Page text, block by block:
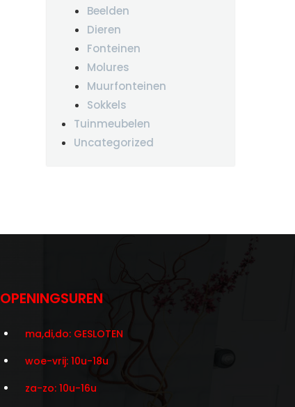
Beelden
Dieren
Fonteinen
Molures
Muurfonteinen
Sokkels
Tuinmeubelen
Uncategorized
OPENINGSUREN
ma,di,do: GESLOTEN
woe-vrij: 10u-18u
za-zo: 10u-16u